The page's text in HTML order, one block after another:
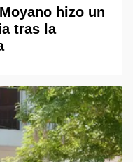
hizo un
tras la